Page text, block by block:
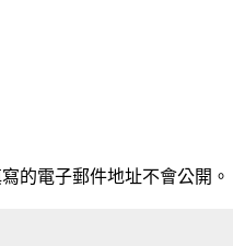
的電子郵件地址不會公開。